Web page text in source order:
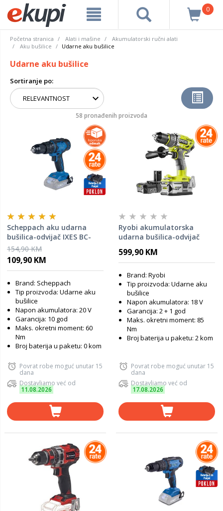
0
Početna stranica Alati i mašine
Akumulatorski ručni alati
Aku bušilice
Udarne aku bušilice
Udarne aku bušilice
Sortiranje po:
58 pronađenih proizvoda
Scheppach aku udarna
bušilica-odvijač IXES BC-
CD60-X BRUSHLESS - SOLO,
baterija i punjač GRATIS
154,90 KM
109,90 KM
Brand: Scheppach
Tip proizvoda: Udarne aku
bušilice
Napon akumulatora: 20 V
Garancija: 10 god
Maks. okretni moment: 60
Nm
Broj baterija u paketu: 0 kom
Povrat robe moguć unutar 15
dana
Dostavljamo već od
11.08.2026
Ryobi akumulatorska
udarna bušilica-odvijač
motor, glava 13 mm
599,90 KM
Brand: Ryobi
Tip proizvoda: Udarne aku
bušilice
Napon akumulatora: 18 V
Garancija: 2 + 1 god
Maks. okretni moment: 85
Nm
Broj baterija u paketu: 2 kom
Povrat robe moguć unutar 15
dana
Dostavljamo već od
17.08.2026